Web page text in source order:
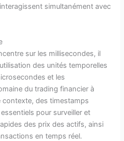
simultanément avec
sur les millisecondes, il
des unités temporelles
et les
du trading financier à
contexte, des timestamps
pour surveiller et
des prix des actifs, ainsi
en temps réel.